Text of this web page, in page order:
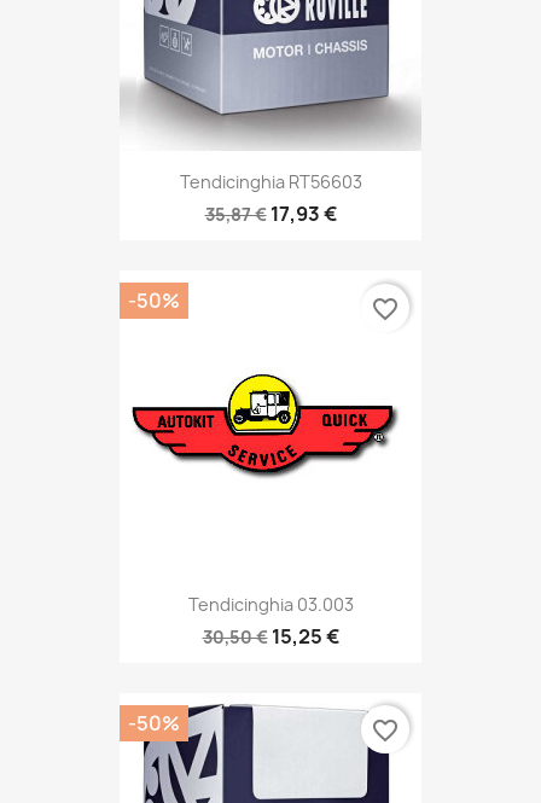
Tendicinghia RT56603
35,87 € 17,93 €
Tendicinghia 03.003
30,50 € 15,25 €
-50% favorite_border
-50% favorite_border